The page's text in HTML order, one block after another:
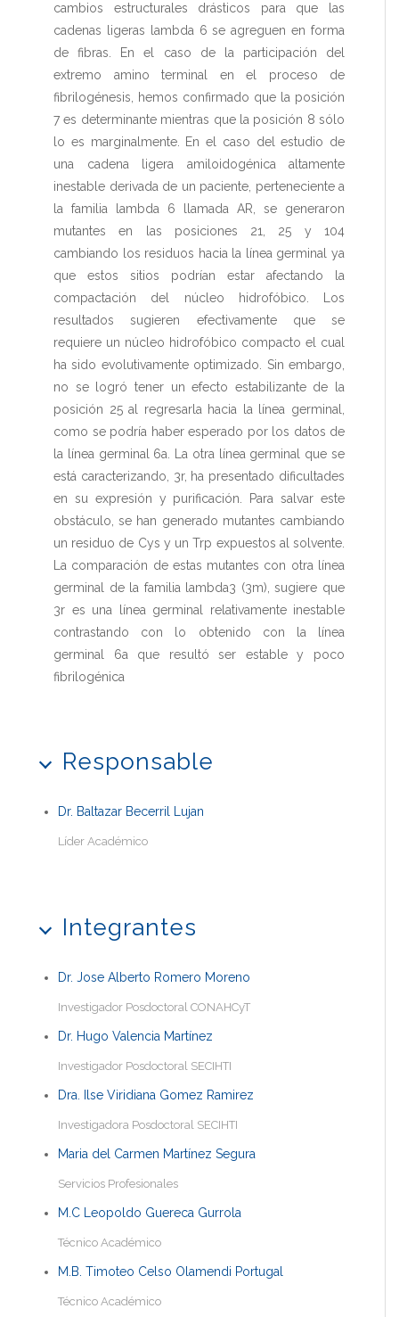
cambios estructurales drásticos para que las
cadenas ligeras lambda 6 se agreguen en forma
de fibras. En el caso de la participación del
extremo amino terminal en el proceso de
fibrilogénesis, hemos confirmado que la posición
7 es determinante mientras que la posición 8 sólo
lo es marginalmente. En el caso del estudio de
una cadena ligera amiloidogénica altamente
inestable derivada de un paciente, perteneciente a
la familia lambda 6 llamada AR, se generaron
mutantes en las posiciones 21, 25 y 104
cambiando los residuos hacia la línea germinal ya
que estos sitios podrían estar afectando la
compactación del núcleo hidrofóbico. Los
resultados sugieren efectivamente que se
requiere un núcleo hidrofóbico compacto el cual
ha sido evolutivamente optimizado. Sin embargo,
no se logró tener un efecto estabilizante de la
posición 25 al regresarla hacia la línea germinal,
como se podría haber esperado por los datos de
la línea germinal 6a. La otra línea germinal que se
está caracterizando, 3r, ha presentado dificultades
en su expresión y purificación. Para salvar este
obstáculo, se han generado mutantes cambiando
un residuo de Cys y un Trp expuestos al solvente.
La comparación de estas mutantes con otra línea
germinal de la familia lambda3 (3m), sugiere que
3r es una línea germinal relativamente inestable
contrastando con lo obtenido con la línea
germinal 6a que resultó ser estable y poco
fibrilogénica
Responsable
Dr. Baltazar Becerril Lujan
Líder Académico
Integrantes
Dr. Jose Alberto Romero Moreno
Investigador Posdoctoral CONAHCyT
Dr. Hugo Valencia Martínez
Investigador Posdoctoral SECIHTI
Dra. Ilse Viridiana Gomez Ramirez
Investigadora Posdoctoral SECIHTI
Maria del Carmen Martínez Segura
Servicios Profesionales
M.C Leopoldo Guereca Gurrola
Técnico Académico
M.B. Timoteo Celso Olamendi Portugal
Técnico Académico